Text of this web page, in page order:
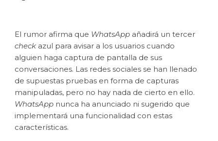
El rumor afirma que WhatsApp añadirá un tercer
check azul para avisar a los usuarios cuando
alguien haga captura de pantalla de sus
conversaciones. Las redes sociales se han llenado
de supuestas pruebas en forma de capturas
manipuladas, pero no hay nada de cierto en ello.
WhatsApp nunca ha anunciado ni sugerido que
implementará una funcionalidad con estas
características.